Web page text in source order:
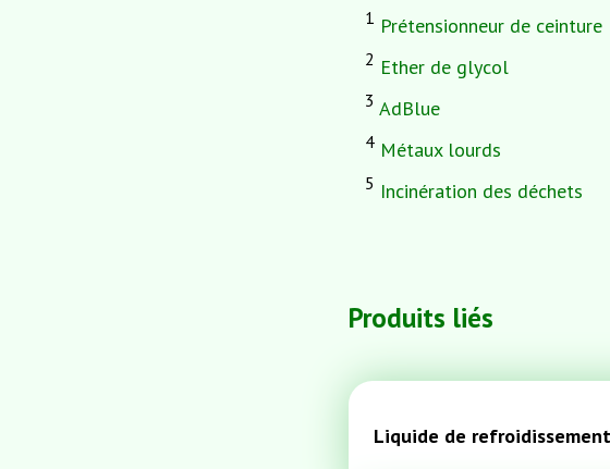
1 Prétensionneur de ceinture
2 Ether de glycol
3 AdBlue
4 Métaux lourds
5 Incinération des déchets
Produits liés
Liquide de refroidissement